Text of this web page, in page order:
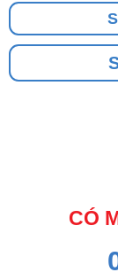
CÓ